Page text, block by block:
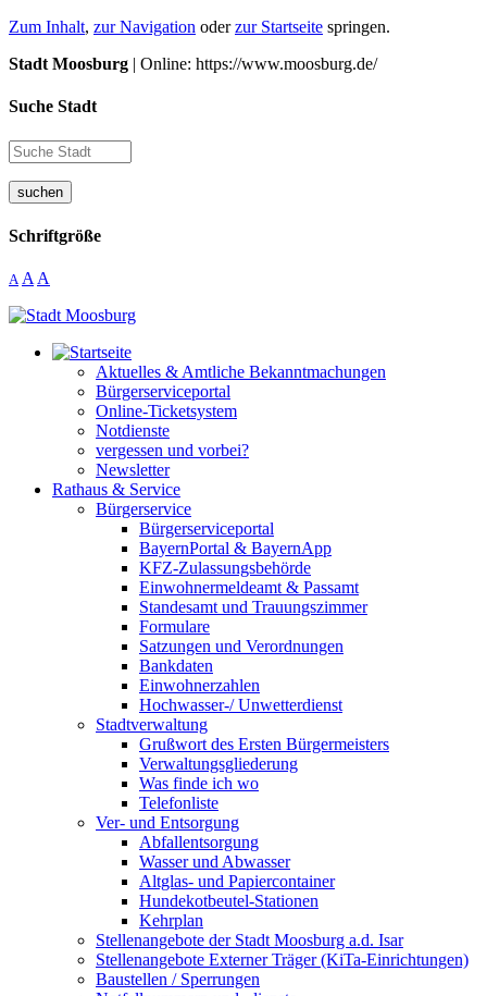
Zum Inhalt, zur Navigation oderzur Startseite springen.
Stadt Moosburg | Online: https://www.moosburg.de/
Suche Stadt
suchen
Schriftgröße
A A A
Aktuelles & Amtliche Bekanntmachungen
Bürgerserviceportal
Online-Ticketsystem
Notdienste
vergessen und vorbei?
Newsletter
Rathaus & Service
Bürgerservice
Bürgerserviceportal
BayernPortal & BayernApp
KFZ-Zulassungsbehörde
Einwohnermeldeamt & Passamt
Standesamt und Trauungszimmer
Formulare
Satzungen und Verordnungen
Bankdaten
Einwohnerzahlen
Hochwasser-/ Unwetterdienst
Stadtverwaltung
Grußwort des Ersten Bürgermeisters
Verwaltungsgliederung
Was finde ich wo
Telefonliste
Ver- und Entsorgung
Abfallentsorgung
Wasser und Abwasser
Altglas- und Papiercontainer
Hundekotbeutel-Stationen
Kehrplan
Stellenangebote der Stadt Moosburg a.d. Isar
Stellenangebote Externer Träger (KiTa-Einrichtungen)
Baustellen / Sperrungen